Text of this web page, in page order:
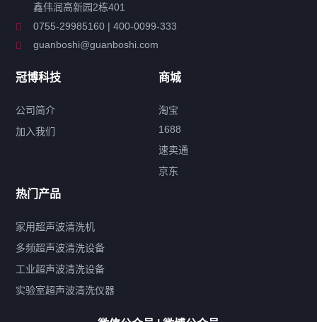
工业超声波清洗设备
特种超声波洗净产品
超声波配件
产品标签
鼓泡 升降 抛动
带加热
功率可调
双波脱气
机械旋钮系列
厨具清洗机
超声波振板
鑫伟润高新园2栋401
0755-29985160 | 400-0099-333
guanboshi@guanboshi.com
冠博科技
公司简介
加入我们
商城
淘宝
1688
速卖通
京东
热门产品
家用超声波清洗机
多频超声波清洗设备
工业超声波清洗设备
实验室超声波清洗仪器